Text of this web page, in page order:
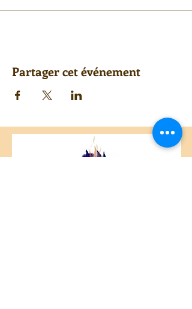
Partager cet événement